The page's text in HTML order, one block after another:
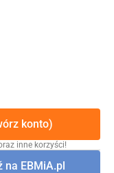
konto)
inne korzyści!
na EBMiA.pl